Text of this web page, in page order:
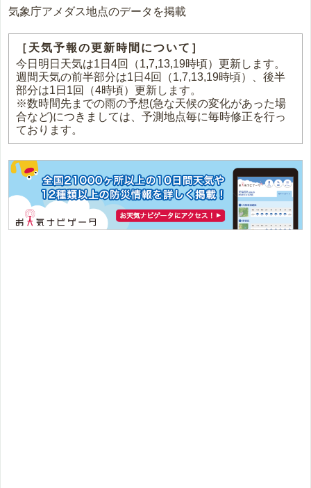
気象庁アメダス地点のデータを掲載
［天気予報の更新時間について］
今日明日天気は1日4回（1,7,13,19時頃）更新します。
週間天気の前半部分は1日4回（1,7,13,19時頃）、後半
部分は1日1回（4時頃）更新します。
※数時間先までの雨の予想(急な天候の変化があった場
合など)につきましては、予測地点毎に毎時修正を行っ
ております。